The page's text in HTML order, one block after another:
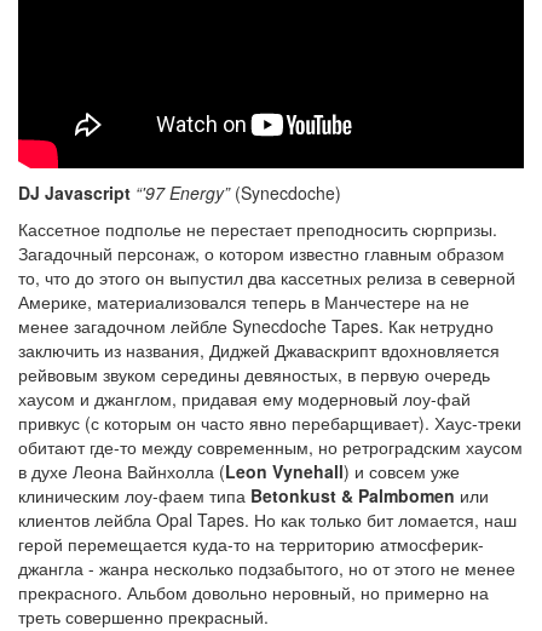
DJ Javascript “'97 Energy”(Synecdoche)
Кассетное подполье не перестает преподносить сюрпризы.
Загадочный персонаж, о котором известно главным образом
то, что до этого он выпустил два кассетных релиза в северной
Америке, материализовался теперь в Манчестере на не
менее загадочном лейбле Synecdoche Tapes. Как нетрудно
заключить из названия, Диджей Джаваскрипт вдохновляется
рейвовым звуком середины девяностых, в первую очередь
хаусом и джанглом, придавая ему модерновый лоу-фай
привкус (с которым он часто явно перебарщивает). Хаус-треки
обитают где-то между современным, но ретроградским хаусом
в духе Леона Вайнхолла (Leon Vynehall) и совсем уже
клиническим лоу-фаем типа Betonkust & Palmbomen или
клиентов лейбла Opal Tapes. Но как только бит ломается, наш
герой перемещается куда-то на территорию атмосферик-
джангла - жанра несколько подзабытого, но от этого не менее
прекрасного. Альбом довольно неровный, но примерно на
треть совершенно прекрасный.